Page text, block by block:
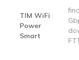
TIM WiFi
Power
Smart